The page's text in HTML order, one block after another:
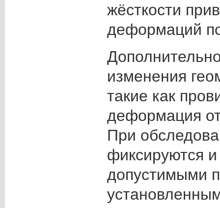
жёсткости
деформаций
изменения
такие как
деформация
При
фиксируются
допустимыми